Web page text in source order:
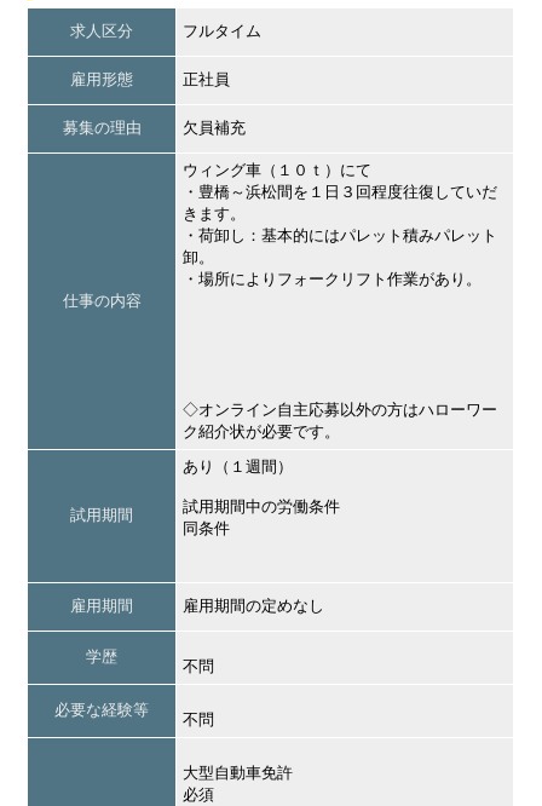
求人区分 フルタイム
雇用形態 正社員
募集の理由 欠員補充
仕事の内容
ウィング車（１０ｔ）にて
・豊橋～浜松間を１日３回程度往復していだ
きます。
・荷卸し：基本的にはパレット積みパレット
卸。
・場所によりフォークリフト作業があり。
◇オンライン自主応募以外の方はハローワー
ク紹介状が必要です。
試用期間
あり（１週間）
試用期間中の労働条件
同条件
雇用期間 雇用期間の定めなし
学歴
不問
必要な経験等
不問
大型自動車免許
必須